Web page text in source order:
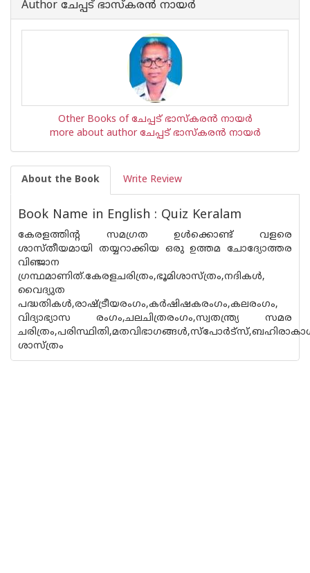
Author ചേപ്പട് ഭാസ്കരന്‍ നായര്‍
Other Books of ചേപ്പട് ഭാസ്കരന്‍ നായര്‍
more about author ചേപ്പട് ഭാസ്കരന്‍ നായര്‍
About the Book Write Review
Book Name in English : Quiz Keralam
കേരളത്തിന്റ സമഗ്രത ഉള്‍ക്കൊണ്ട് വളരെ
ശാസ്തീയമായി തയ്യറാക്കിയ ഒരു ഉത്തമ ചോദ്യോത്തര
വിഞ്ജാന
ഗ്രന്ഥമാണിത്.കേരളചരിത്രം,ഭൂമിശാസ്ത്രം,നദികള്‍,
വൈദ്യുത
പദ്ധതികള്‍,രാഷ്ട്രീയരംഗം,കര്‍ഷിഷകരംഗം,കലരംഗം,
വിദ്യാഭ്യാസ രംഗം,ചലചിത്രരംഗം,സ്വതന്ത്ര്യ സമര
ശാസ്ത്രം